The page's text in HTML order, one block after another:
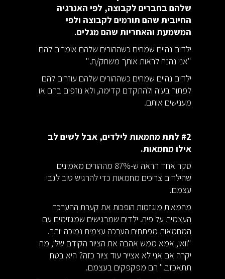
שלהם בחברים לקבוצה, לפי האנרגיה
החיובית שהם תורמים לקבוצה ולפי
המשמעת והאחריות שהם מגלים.
ילדים נהיים שמחים כשההורים שלהם אומרים להם
"אני נהנה לראות אותך משחק/ת."
ילדים נהיים שמחים כשההורים שלהם עוזרים להם
לפתור בעיה ולהתקדם קדימה, ולא נוזפים בהם או
מענישים אותם.
#2 לתת מחמאות לילדים, אבל לשים לב
אילו מחמאות.
סקר אחד הראה ש-87% מההורים מאמינים
שהילדים צריכים מחמאות כדי להרגיש טוב לגבי
עצמם.
מחמאות מוגזמות הופכות את קערת ההערכה
העצמית על פיה. ילדים שמרגישים שמגזימים עם
המחמאות מפתחים הערכה עצמית נמוכה יותר.
"וואו, אמא ממש אהבה את הציור הקודם שלי, מה
יקרה אם אני לא אצייר עוד ציור כזה? היא בטח
תתאכזב." הם מפקפקים בעצמם.